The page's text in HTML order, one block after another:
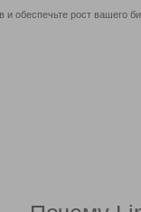
обеспечьте рост вашего